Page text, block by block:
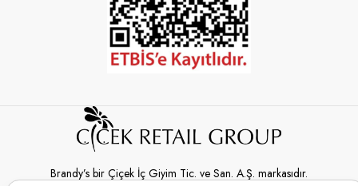
Brandy’s bir Çiçek İç Giyim Tic. ve San. A.Ş. markasıdır.